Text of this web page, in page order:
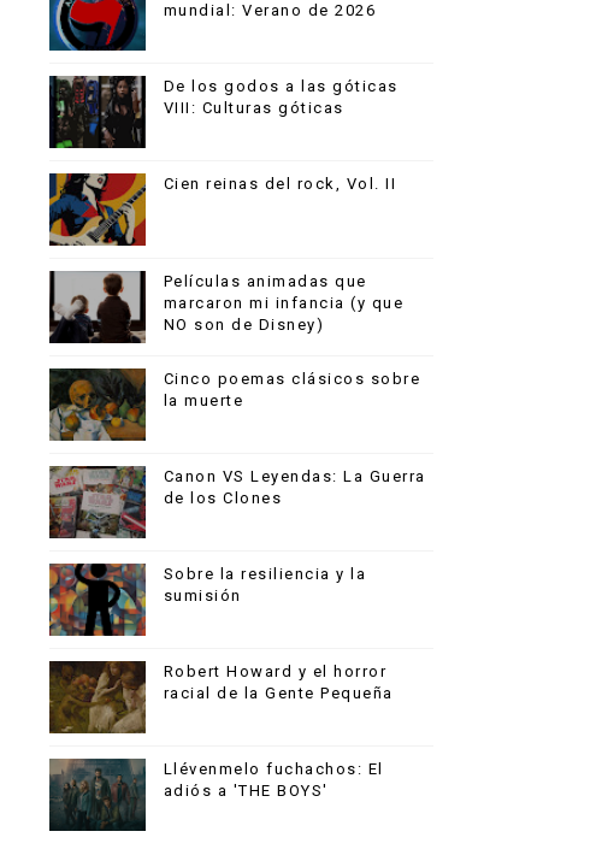
mundial: Verano de 2026
De los godos a las góticas
VIII: Culturas góticas
Cien reinas del rock, Vol. II
Películas animadas que
marcaron mi infancia (y que
NO son de Disney)
Cinco poemas clásicos sobre
la muerte
Canon VS Leyendas: La Guerra
de los Clones
Sobre la resiliencia y la
sumisión
Robert Howard y el horror
racial de la Gente Pequeña
Llévenmelo fuchachos: El
adiós a 'THE BOYS'